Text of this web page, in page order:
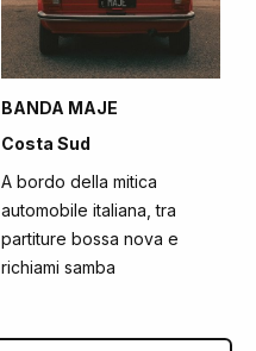
BANDA MAJE
Costa Sud
A bordo della mitica
automobile italiana, tra
partiture bossa nova e
richiami samba